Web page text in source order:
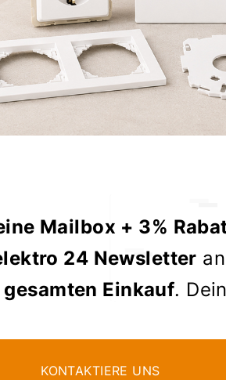
Mailbox + 3%
24 Newsletter
Einkauf.
KONTAKTIERE UNS